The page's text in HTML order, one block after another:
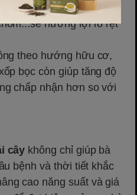
bị rám nắng, da mỏng
hưởng lợi rõ rệt
theo hướng hữu cơ,
bọc còn giúp tăng độ
chấp nhận hơn so với
cây không chỉ giúp bà
bệnh và thời tiết khắc
cao năng suất và giá